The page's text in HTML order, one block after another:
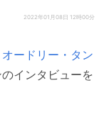
2022年01月08日 12時00分
オードリー・タン
インタビューを